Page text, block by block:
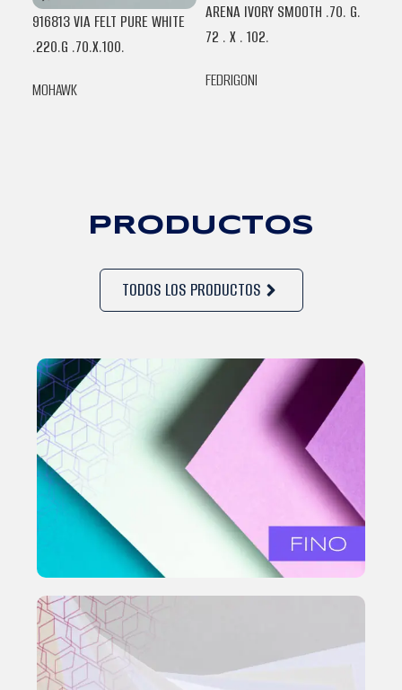
916813 VIA FELT PURE WHITE
.220.G .70.X.100.
MOHAWK
ARENA IVORY SMOOTH .70. G.
72 . X . 102.
FEDRIGONI
PRODUCTOS
TODOS LOS PRODUCTOS